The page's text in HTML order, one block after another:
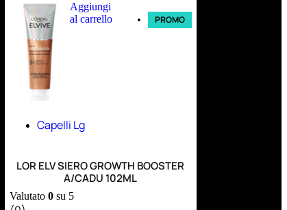
Aggiungi
al carrello
PROMO
Capelli Lg
LOR ELV SIERO GROWTH BOOSTER
A/CADU 102ML
Valutato 0su 5